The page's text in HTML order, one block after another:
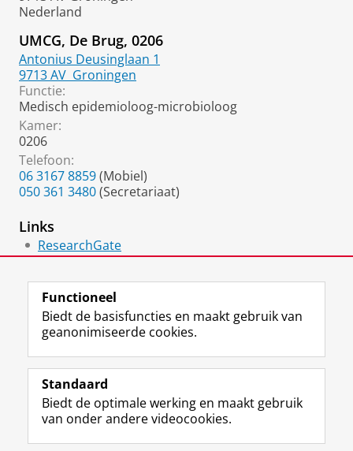
Nederland
UMCG, De Brug, 0206
Antonius Deusinglaan 1
9713 AV Groningen
Functie:
Medisch epidemioloog-microbioloog
Kamer:
0206
Telefoon:
06 3167 8859(Mobiel)
050 361 3480(Secretariaat)
Links
ResearchGate
Volg de RUG
F
a
e
b
L
i
k
e
R
S
-
f
I
n
t
Y
o
T
Studiekiezers
Functioneel
Biedt de basisfuncties en maakt gebruik van
geanonimiseerde cookies.
Standaard
Biedt de optimale werking en maakt gebruik
van onder andere videocookies.